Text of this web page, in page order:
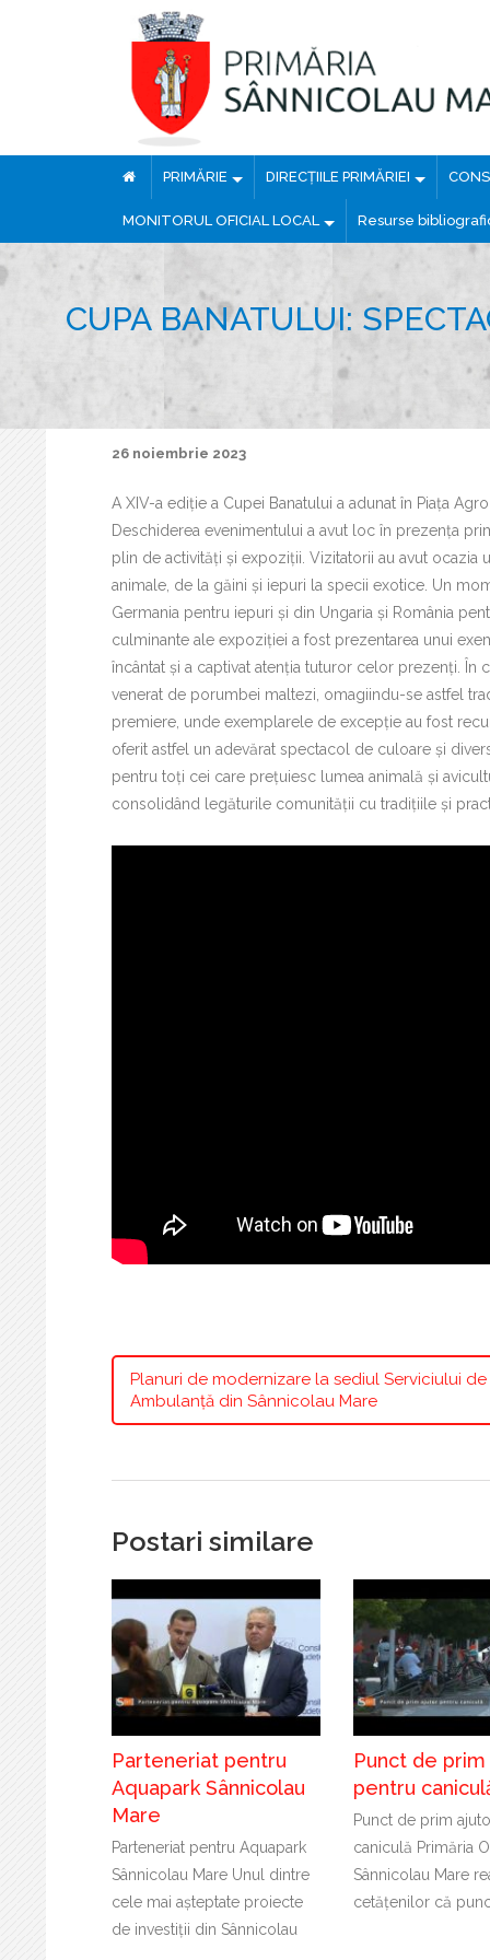
PRIMĂRIE DIRECȚIILE PRIMĂRIEI
MONITORUL OFICIAL LOCAL Resurse
CUPA BANATULUI:
26 noiembrie 2023
A XIV-a ediție a Cupei Banatului a adunat în Piața
Deschiderea evenimentului a avut loc în prezența
plin de activități și expoziții. Vizitatorii au avut
animale, de la găini și iepuri la specii exotice. Un
Germania pentru iepuri și din Ungaria și România
culminante ale expoziției a fost prezentarea unui
încântat și a captivat atenția tuturor celor prezenți. În
venerat de porumbei maltezi, omagiindu-se astfel
premiere, unde exemplarele de excepție au fost
oferit astfel un adevărat spectacol de culoare și
pentru toți cei care prețuiesc lumea animală și
consolidând legăturile comunității cu tradițiile și
Planuri de modernizare la sediul Serviciului de
Ambulanță din Sânnicolau Mare
Postari similare
Parteneriat pentru
Aquapark Sânnicolau
Mare
Parteneriat pentru Aquapark
Sânnicolau Mare Unul dintre
cele mai așteptate proiecte
de investiții din Sânnicolau
Punct de
pentru
Punct de prim
caniculă Primăria
Sânnicolau Mare
cetățenilor că